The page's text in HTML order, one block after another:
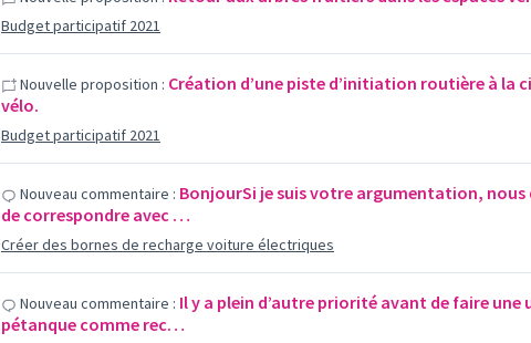
Budget participatif 2021
Nouvelle proposition : Création d’une piste d’initiation routière à la
vélo.
Budget participatif 2021
Nouveau commentaire : BonjourSi je suis votre argumentation, nous
de correspondre avec …
Créer des bornes de recharge voiture électriques
Nouveau commentaire : Il y a plein d’autre priorité avant de faire une
pétanque comme rec…